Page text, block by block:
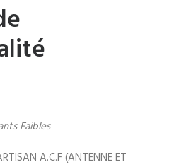
Faibles
A.C.F (ANTENNE ET